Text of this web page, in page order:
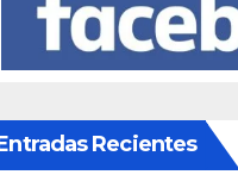
Entradas Recientes
ALICANTE RENACEN EN
SANTA BÁRBARA